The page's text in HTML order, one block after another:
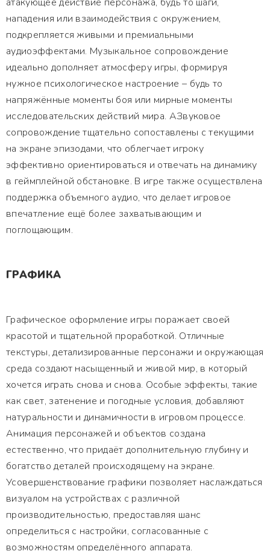
нападения или взаимодействия с окружением,
подкрепляется живыми и премиальными
аудиоэффектами. Музыкальное сопровождение
идеально дополняет атмосферу игры, формируя
нужное психологическое настроение – будь то
напряжённые моменты боя или мирные моменты
исследовательских действий мира. АЗвуковое
сопровождение тщательно сопоставлены с текущими
на экране эпизодами, что облегчает игроку
эффективно ориентироваться и отвечать на динамику
в геймплейной обстановке. В игре также осуществлена
поддержка объемного аудио, что делает игровое
впечатление ещё более захватывающим и
поглощающим.
ГРАФИКА
Графическое оформление игры поражает своей
красотой и тщательной проработкой. Отличные
текстуры, детализированные персонажи и окружающая
среда создают насыщенный и живой мир, в который
хочется играть снова и снова. Особые эффекты, такие
как свет, затенение и погодные условия, добавляют
натуральности и динамичности в игровом процессе.
Анимация персонажей и объектов создана
естественно, что придаёт дополнительную глубину и
богатство деталей происходящему на экране.
Усовершенствование графики позволяет наслаждаться
визуалом на устройствах с различной
производительностью, предоставляя шанс
определиться с настройки, согласованные с
возможностям определённого аппарата.